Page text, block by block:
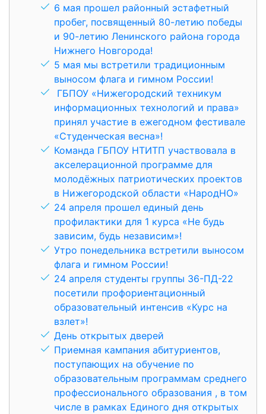
6 мая прошел районный эстафетный
пробег, посвященный 80-летию победы
и 90-летию Ленинского района города
Нижнего Новгорода!
5 мая мы встретили традиционным
выносом флага и гимном России!
ГБПОУ «Нижегородский техникум
информационных технологий и права»
принял участие в ежегодном фестивале
«Студенческая весна»!
Команда ГБПОУ НТИТП участвовала в
акселерационной программе для
молодёжных патриотических проектов
в Нижегородской области «НародНО»
24 апреля прошел единый день
профилактики для 1 курса «Не будь
зависим, будь независим»!
Утро понедельника встретили выносом
флага и гимном России!
24 апреля студенты группы 36-ПД-22
посетили профориентационный
образовательный интенсив «Курс на
взлет»!
День открытых дверей
Приемная кампания абитуриентов,
поступающих на обучение по
образовательным программам среднего
профессионального образования , в том
числе в рамках Единого дня открытых